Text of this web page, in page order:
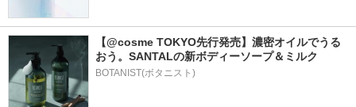
【@cosme TOKYO先行発売】濃密オイルでうる
おう。SANTALの新ボディーソープ＆ミルク
BOTANIST(ボタニスト)